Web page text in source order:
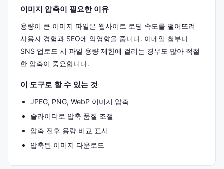
이미지 압축이 필요한 이유
용량이 큰 이미지 파일은 웹사이트 로딩 속도를 떨어뜨려
사용자 경험과 SEO에 악영향을 줍니다. 이메일 첨부나
SNS 업로드 시 파일 용량 제한에 걸리는 경우도 많아 적절
한 압축이 중요합니다.
이 도구로 할 수 있는 것
JPEG, PNG, WebP 이미지 압축
슬라이더로 압축 품질 조절
압축 전후 용량 비교 표시
압축된 이미지 다운로드